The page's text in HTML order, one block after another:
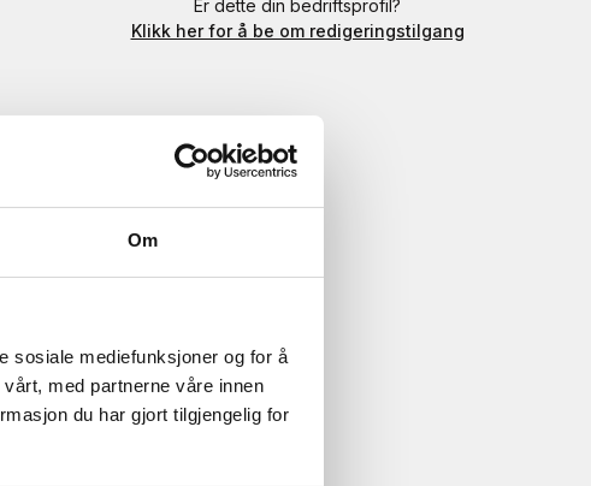
Om
sosiale mediefunksjoner og for å
med partnerne våre innen
du har gjort tilgjengelig for
Er dette din bedriftsprofil?
Klikk her for å be om redigeringstilgang